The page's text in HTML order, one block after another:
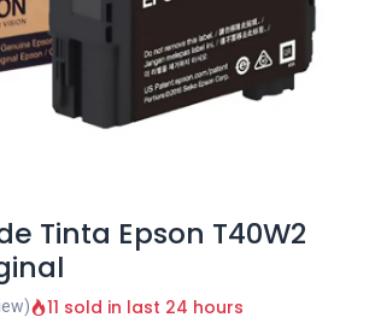
Tinta Epson T40W2
11 sold in last 24 hours